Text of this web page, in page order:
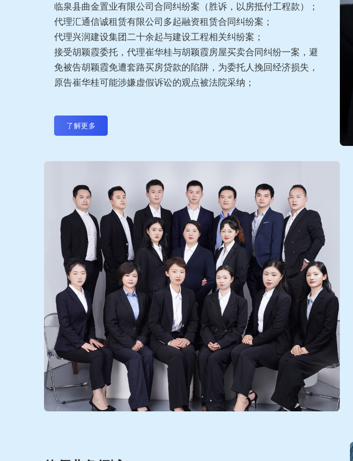
临泉县曲金置业有限公司合同纠纷案（胜诉，以房抵付工程款）；
代理汇通信诚租赁有限公司多起融资租赁合同纠纷案；
代理兴润建设集团二十余起与建设工程相关纠纷案；
接受胡颖霞委托，代理崔华桂与胡颖霞房屋买卖合同纠纷一案，避
免被告胡颖霞免遭套路买房贷款的陷阱，为委托人挽回经济损失，
原告崔华桂可能涉嫌虚假诉讼的观点被法院采纳；
了解更多